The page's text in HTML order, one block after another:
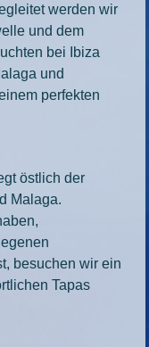
werden wir
und dem
bei Ibiza
und
perfekten
östlich der
Malaga.
besuchen wir ein
Tapas